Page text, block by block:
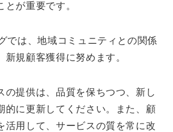
が重要です。
では、地域コミュニティとの関係
新規顧客獲得に努めます。
の提供は、品質を保ちつつ、新し
的に更新してください。また、顧
活用して、サービスの質を常に改